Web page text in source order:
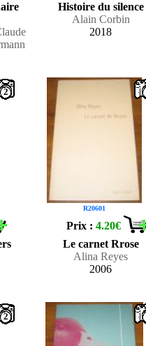
Histoire du silence
Alain Corbin
2018
2
R20601
Prix :4.20€
Le carnet Rrose
Alina Reyes
2006
2